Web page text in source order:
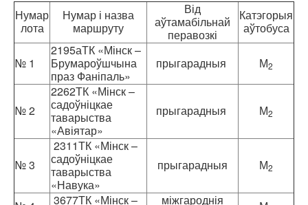
Нумар
лота
Нумар і назва
маршруту
Від
аўтамабільнай
перавозкі
Катэгорыя
аўтобуса
№ 1
2195аТК «Мінск –
Брумароўшчына
праз Фаніпаль»
прыгарадныя М2
№ 2
2262ТК «Мінск –
садоўніцкае
таварыства
«Авіятар»
прыгарадныя М2
№ 3
2311ТК «Мінск –
садоўніцкае
таварыства
«Навука»
прыгарадныя М2
3677ТК «Мінск –
міжгароднія